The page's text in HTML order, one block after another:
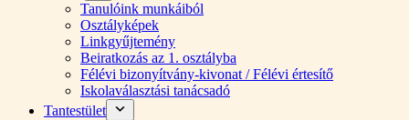
Tanulóink munkáiból
Osztályképek
Linkgyűjtemény
Beiratkozás az 1. osztályba
Félévi bizonyítvány-kivonat / Félévi értesítő
Iskolaválasztási tanácsadó
Tantestület